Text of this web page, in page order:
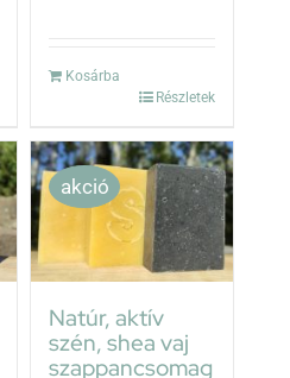
Kosárba
Részletek
akció
Natúr, aktív
szén, shea vaj
szappancsomag